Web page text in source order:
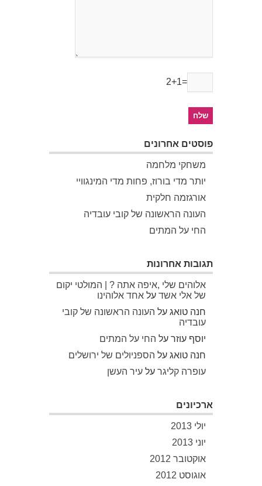
2+1=
פוסטים אחרונים
משחקי מלחמה
יותר מדי בורוז, פחות מדי המינגוויי
אורגזמה חלקית
העונה הראשונה של קובי עובדיה
החי על המתים
תגובות אחרונות
אלוהים שלי ,איפה אתה ? | המולטי יקום
של אלי אשד על אחד אלוהינו
חנה טואג על העונה הראשונה של קובי
עובדיה
יוסף עוזר על החי על המתים
חנה טואג על הספניולים של ירושלים
עופרה קליגר על עיר העשן
ארכיונים
יולי 2013
יוני 2013
אוקטובר 2012
אוגוסט 2012